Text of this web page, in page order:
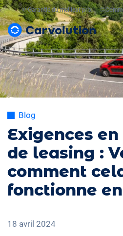
💸Garantie du meilleur prix 🤔
Blog
Exigences
de leasing :
comment
fonctionne
18 avril 2024